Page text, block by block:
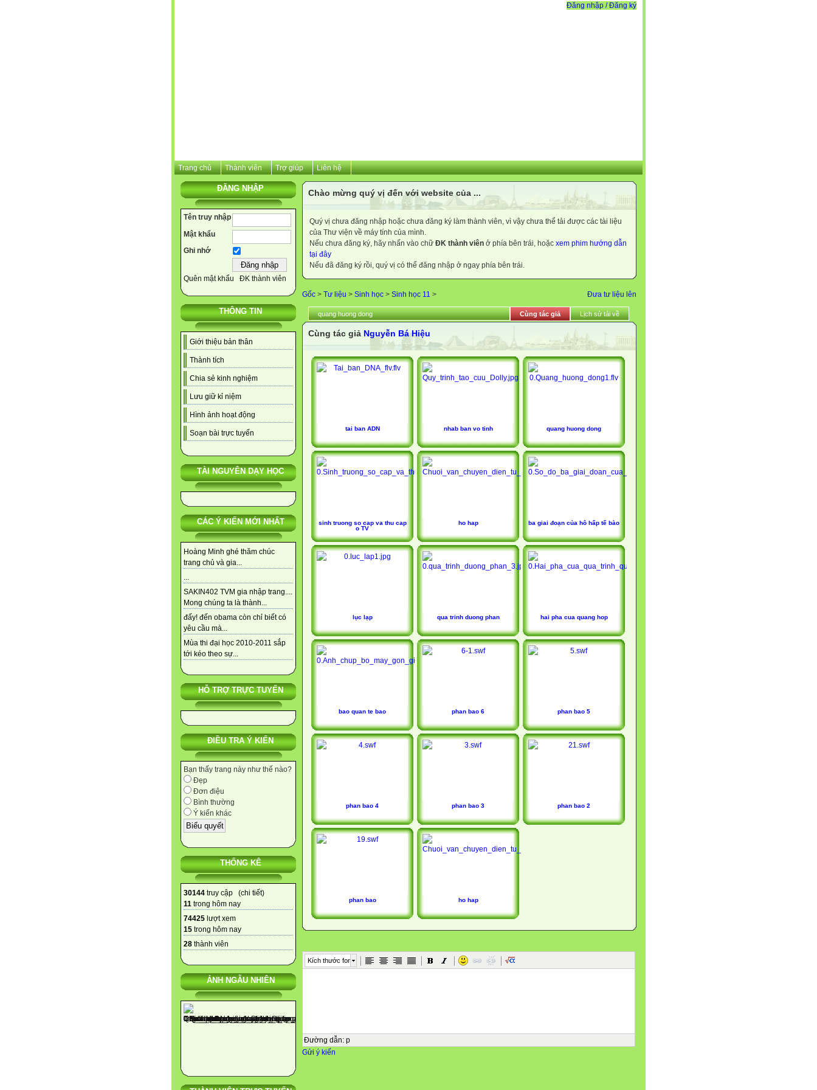
Đăng nhập / Đăng ký
Trang chủ Thành viên Trợ giúp Liên hệ
ĐĂNG NHẬP
Tên truy nhập
Mật khẩu
Ghi nhớ
Quên mật khẩu ĐK thành viên
THÔNG TIN
Giới thiệu bản thân
Thành tích
Chia sẻ kinh nghiệm
Lưu giữ kỉ niệm
Hình ảnh hoạt động
Soạn bài trực tuyến
TÀI NGUYÊN DẠY HỌC
CÁC Ý KIẾN MỚI NHẤT
Hoàng Minh ghé thăm chúc
trang chủ và gia...
...
SAKIN402 TVM gia nhập trang....
Mong chúng ta là thành...
đấy! đến obama còn chỉ biết có
yêu cầu mà...
Mùa thi đại học 2010-2011 sắp
tới kéo theo sự...
HỖ TRỢ TRỰC TUYẾN
ĐIỀU TRA Ý KIẾN
Bạn thấy trang này như thế nào?
Đẹp
Đơn điệu
Bình thường
Ý kiến khác
THỐNG KÊ
30144 truy cập (chi tiết)
11 trong hôm nay
74425 lượt xem
15 trong hôm nay
28 thành viên
ẢNH NGẪU NHIÊN
Chào mừng quý vị đến với website của ...
Quý vị chưa đăng nhập hoặc chưa đăng ký làm thành viên, vì vậy chưa thể tải được các tài liệu
của Thư viện về máy tính của mình.
Nếu chưa đăng ký, hãy nhấn vào chữ ĐK thành viên ở phía bên trái, hoặc xem phim hướng dẫn
tại đây
Nếu đã đăng ký rồi, quý vị có thể đăng nhập ở ngay phía bên trái.
Đưa tư liệu lên
Gốc > Tư liệu > Sinh học > Sinh học 11 >
quang huong dong Cùng tác giả Lịch sử tải về
Cùng tác giả Nguyễn Bá Hiệu
tai ban ADN nhab ban vo tinh quang huong dong
sinh truong so cap va thu cap
o TV
ho hap ba giai đoạn của hô hấp tế bào
lục lạp qua trinh duong phan hai pha cua quang hop
bao quan te bao phan bao 6 phan bao 5
phan bao 4 phan bao 3 phan bao 2
phan bao ho hap
Kích thước font
Đường dẫn: p
Gửi ý kiến